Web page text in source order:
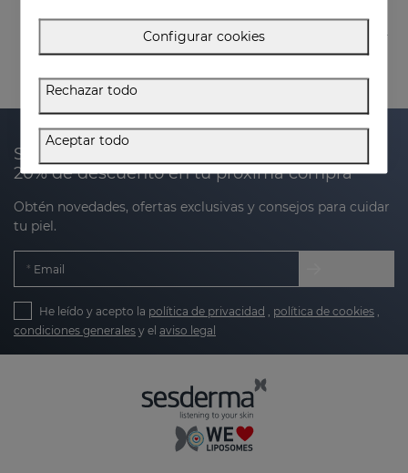
Suscríbete a nuestra newsletter y recibe un
20% de descuento en tu próxima compra
Obtén novedades, ofertas exclusivas y consejos para cuidar
tu piel.
Email
He leído y acepto la política de privacidad , política de cookies ,
condiciones generales y el aviso legal
Configurar cookies
Rechazar todo
Aceptar todo